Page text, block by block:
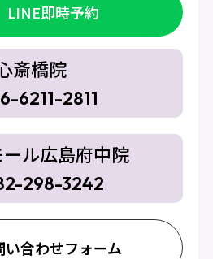
LINE即時予約
斎橋院
6211-2811
ル広島府中院
298-3242
い合わせフォーム